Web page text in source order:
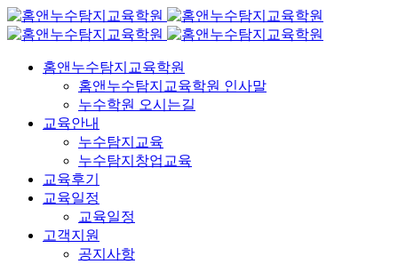
홈앤누수탐지교육학원
홈앤누수탐지교육학원 인사말
누수학원 오시는길
교육안내
누수탐지교육
누수탐지창업교육
교육후기
교육일정
교육일정
고객지원
공지사항